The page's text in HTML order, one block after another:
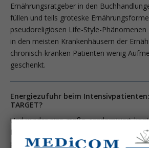
Ernährungsratgeber in den
füllen und teils groteske
pseudoreligiösen Life-Style-
in den meisten Krankenhäusern der
chronisch-kranken Patienten wenig
geschenkt.
Energiezufuhr beim
TARGET?
Und wieder eine große, randomisiert-
Multizentrum-Studie zur Ernährung bei
perfekt durchgeführt wurde und die